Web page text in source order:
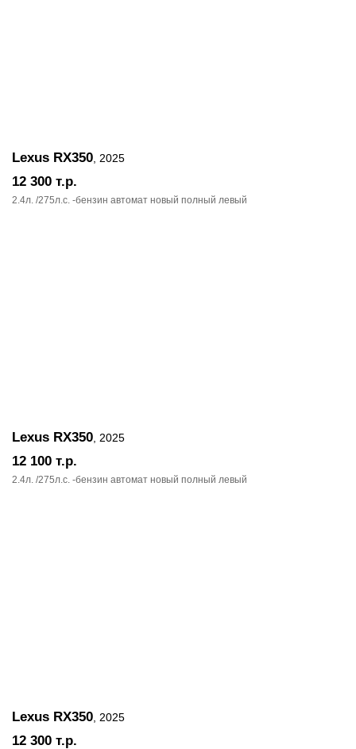
Lexus RX350 , 2025
12 300 т.р.
2.4л. /275л.c. -бензин автомат новый полный левый
Lexus RX350 , 2025
12 100 т.р.
2.4л. /275л.c. -бензин автомат новый полный левый
Lexus RX350 , 2025
12 300 т.р.